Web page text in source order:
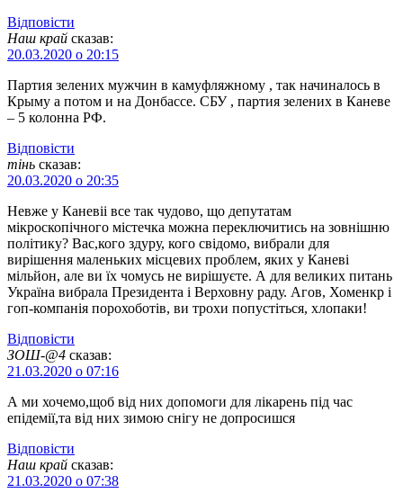
Відповіcти
Наш край сказав:
20.03.2020 о 20:15
Партия зелених мужчин в камуфляжному , так начиналось в
Крыму а потом и на Донбассе. СБУ , партия зелених в Каневе
– 5 колонна РФ.
Відповіcти
тінь сказав:
20.03.2020 о 20:35
Невже у Каневіі все так чудово, що депутатам
мікроскопічного містечка можна переключитись на зовнішню
політику? Вас,кого здуру, кого свідомо, вибрали для
вирішення маленьких місцевих проблем, яких у Каневі
мільйон, але ви їх чомусь не вирішуєте. А для великих питань
Україна вибрала Президента і Верховну раду. Агов, Хоменкр і
гоп-компанія порохоботів, ви трохи попустіться, хлопаки!
Відповіcти
ЗОШ-@4 сказав:
21.03.2020 о 07:16
А ми хочемо,щоб від них допомоги для лікарень під час
епідемії,та від них зимою снігу не допросишся
Відповіcти
Наш край сказав:
21.03.2020 о 07:38